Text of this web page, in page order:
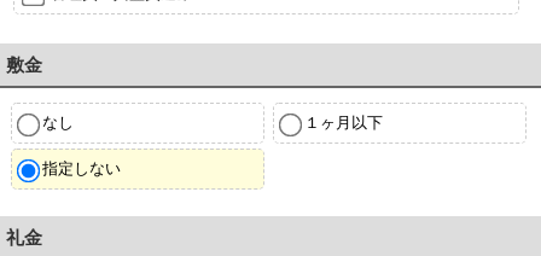
敷金
なし １ヶ月以下
指定しない
礼金